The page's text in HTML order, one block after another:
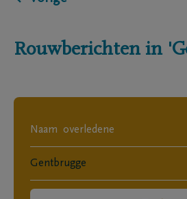
Rouwberichten in